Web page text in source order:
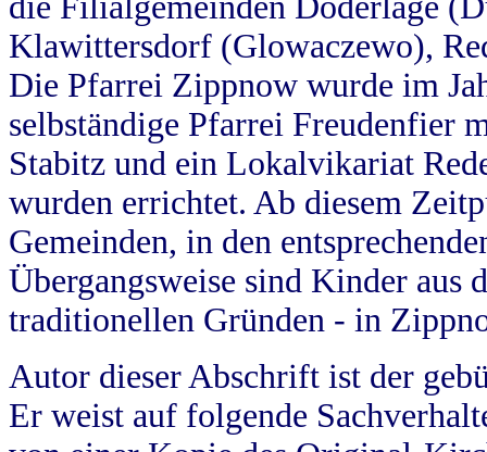
Klawittersdorf (Glowaczewo),
Die Pfarrei Zippnow wurde im
selbständige Pfarrei Freudenfier
Stabitz und ein Lokalvikariat
wurden errichtet. Ab diesem
Gemeinden, in den
Übergangsweise sind Kinder aus
traditionellen Gründen - in
Autor dieser Abschrift ist der
Er weist auf folgende